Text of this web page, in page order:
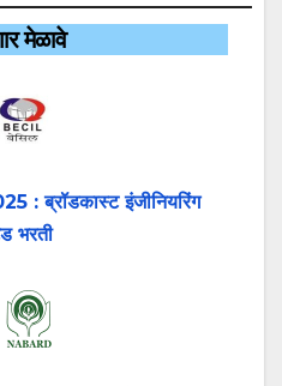
मेळावे
: ब्रॉडकास्ट इंजीनियरिंग
भरती